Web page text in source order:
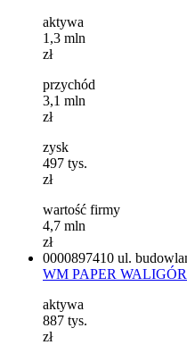
aktywa
1,3 mln
zł
przychód
3,1 mln
zł
zysk
497 tys.
zł
wartość firmy
4,7 mln
zł
0000897410 ul.
WM PAPER
aktywa
887 tys.
zł